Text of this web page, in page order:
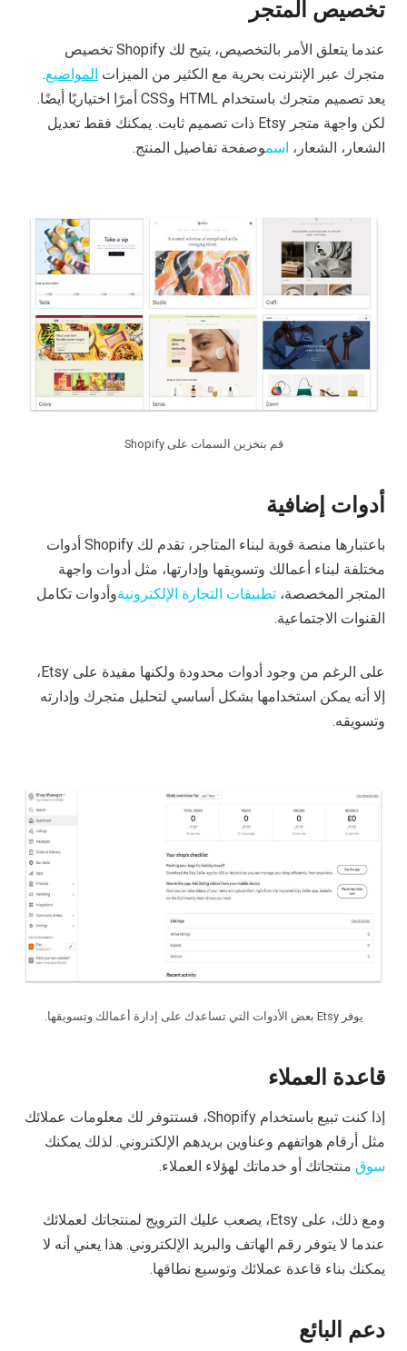
تخصيص المتجر
عندما يتعلق الأمر بالتخصيص، يتيح لك Shopify تخصيص
متجرك عبر الإنترنت بحرية مع الكثير من الميزات المواضيع.
يعد تصميم متجرك باستخدام HTML وCSS أمرًا اختياريًا أيضًا.
لكن واجهة متجر Etsy ذات تصميم ثابت. يمكنك فقط تعديل
الشعار، الشعار، اسموصفحة تفاصيل المنتج.
قم بتخزين السمات على Shopify
أدوات إضافية
باعتبارها منصة قوية لبناء المتاجر، تقدم لك Shopify أدوات
مختلفة لبناء أعمالك وتسويقها وإدارتها، مثل أدوات واجهة
المتجر المخصصة، تطبيقات التجارة الإلكترونيةوأدوات تكامل
القنوات الاجتماعية.
على الرغم من وجود أدوات محدودة ولكنها مفيدة على Etsy،
إلا أنه يمكن استخدامها بشكل أساسي لتحليل متجرك وإدارته
وتسويقه.
يوفر Etsy بعض الأدوات التي تساعدك على إدارة أعمالك وتسويقها.
قاعدة العملاء
إذا كنت تبيع باستخدام Shopify، فستتوفر لك معلومات عملائك
مثل أرقام هواتفهم وعناوين بريدهم الإلكتروني. لذلك يمكنك
سوق منتجاتك أو خدماتك لهؤلاء العملاء.
ومع ذلك، على Etsy، يصعب عليك الترويج لمنتجاتك لعملائك
عندما لا يتوفر رقم الهاتف والبريد الإلكتروني. هذا يعني أنه لا
يمكنك بناء قاعدة عملائك وتوسيع نطاقها.
دعم البائع